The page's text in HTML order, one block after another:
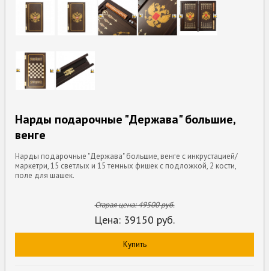
Нарды подарочные "Держава" большие,
венге
Нарды подарочные "Держава" большие, венге с инкрустацией/
маркетри, 15 светлых и 15 темных фишек с подложкой, 2 кости,
поле для шашек.
Старая цена:49500руб.
Цена: 39150 руб.
Купить